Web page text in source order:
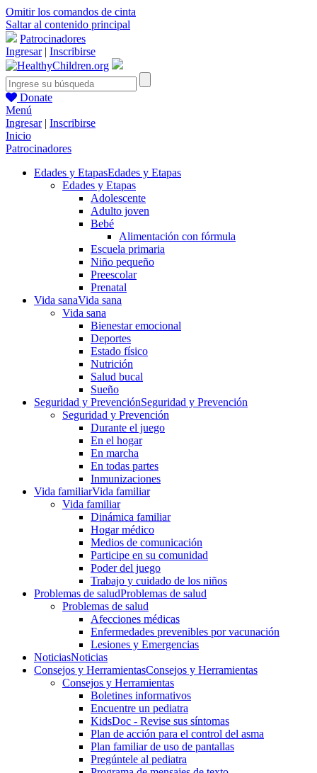
Omitir los comandos de cinta
Saltar al contenido principal
Patrocinadores
Ingresar| Inscribirse
Donate
Menú
Ingresar| Inscribirse
Inicio
Patrocinadores
Edades y EtapasEdades y Etapas
Edades y Etapas
Adolescente
Adulto joven
Bebé
Alimentación con fórmula
Escuela primaria
Niño pequeño
Preescolar
Prenatal
Vida sanaVida sana
Vida sana
Bienestar emocional
Deportes
Estado físico
Nutrición
Salud bucal
Sueño
Seguridad y PrevenciónSeguridad y Prevención
Seguridad y Prevención
Durante el juego
En el hogar
En marcha
En todas partes
Inmunizaciones
Vida familiarVida familiar
Vida familiar
Dinámica familiar
Hogar médico
Medios de comunicación
Participe en su comunidad
Poder del juego
Trabajo y cuidado de los niños
Problemas de saludProblemas de salud
Problemas de salud
Afecciones médicas
Enfermedades prevenibles por vacunación
Lesiones y Emergencias
NoticiasNoticias
Consejos y HerramientasConsejos y Herramientas
Consejos y Herramientas
Boletines informativos
Encuentre un pediatra
KidsDoc - Revise sus síntomas
Plan de acción para el control del asma
Plan familiar de uso de pantallas
Pregúntele al pediatra